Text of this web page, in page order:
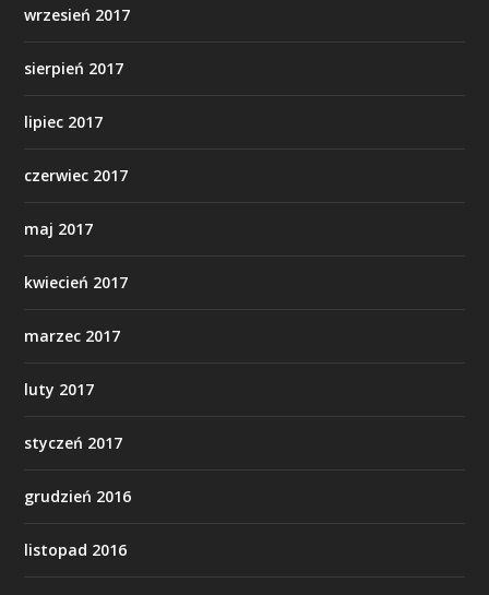
wrzesień 2017
sierpień 2017
lipiec 2017
czerwiec 2017
maj 2017
kwiecień 2017
marzec 2017
luty 2017
styczeń 2017
grudzień 2016
listopad 2016